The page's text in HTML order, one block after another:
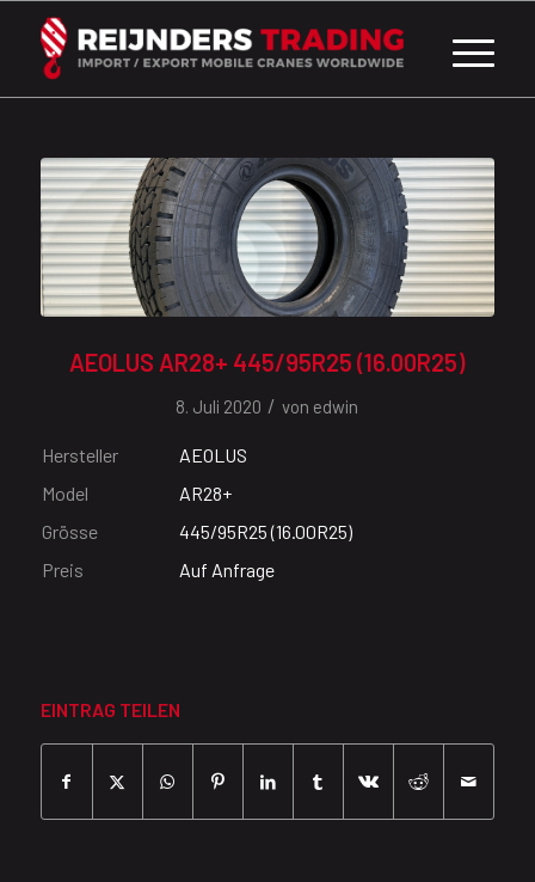
AEOLUS AR28+ 445/95R25 (16.00R25)
8. Juli 2020 / von edwin
Hersteller
AEOLUS
Model
AR28+
Grösse
445/95R25 (16.00R25)
Preis
Auf Anfrage
EINTRAG TEILEN